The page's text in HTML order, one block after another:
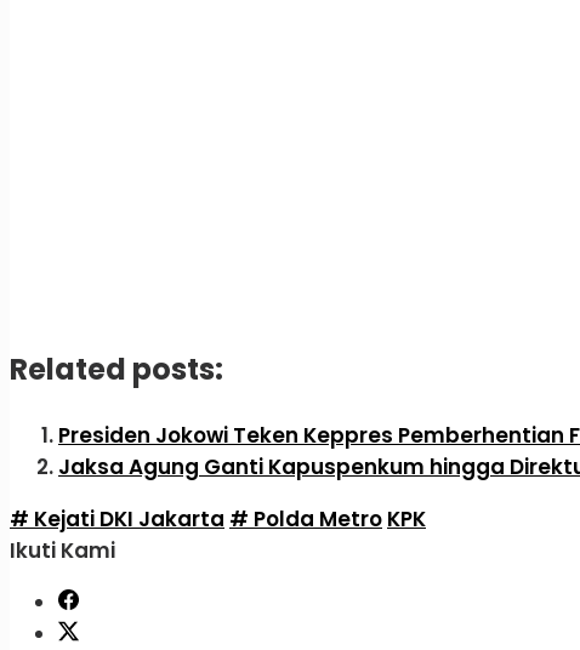
Related posts:
Presiden Jokowi Teken Keppres Pemberhentian
Jaksa Agung Ganti Kapuspenkum hingga
# Kejati DKI Jakarta # Polda Metro KPK
Ikuti Kami